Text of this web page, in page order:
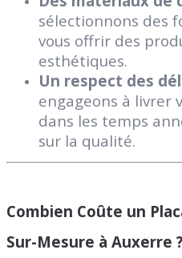
sélectionnons des
vous offrir des
esthétiques.
Un respect des
engageons à livrer
dans les temps
sur la qualité.
Combien Coûte un
Sur-Mesure à Auxerre ?